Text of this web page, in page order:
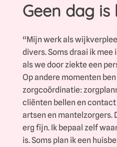
Geen dag is
“Mijn werk als
divers. Soms draai ik
als we door ziekte een
Op andere momenten
zorgcoördinatie:
cliënten bellen en
artsen en mantelzorgers.
erg fijn. Ik bepaal zelf
is. Soms plan ik een